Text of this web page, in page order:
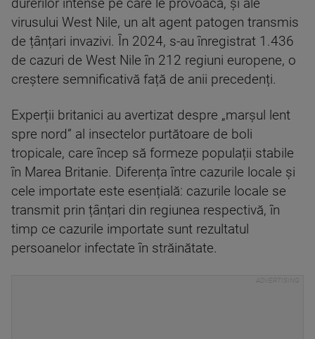
durerilor intense pe care le provoacă, și ale
virusului West Nile, un alt agent patogen transmis
de țânțari invazivi. În 2024, s-au înregistrat 1.436
de cazuri de West Nile în 212 regiuni europene, o
creștere semnificativă față de anii precedenți.
Experții britanici au avertizat despre „marșul lent
spre nord” al insectelor purtătoare de boli
tropicale, care încep să formeze populații stabile
în Marea Britanie. Diferența între cazurile locale și
cele importate este esențială: cazurile locale se
transmit prin țânțari din regiunea respectivă, în
timp ce cazurile importate sunt rezultatul
persoanelor infectate în străinătate.